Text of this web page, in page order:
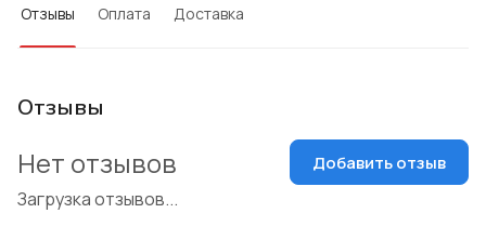
Отзывы Оплата Доставка
Отзывы
Загрузка отзывов...
Нет отзывов Добавить отзыв